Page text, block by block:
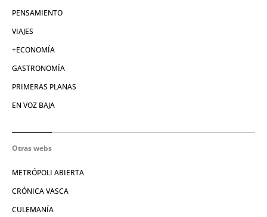
PENSAMIENTO
VIAJES
+ECONOMÍA
GASTRONOMÍA
PRIMERAS PLANAS
EN VOZ BAJA
Otras webs
METRÓPOLI ABIERTA
CRÓNICA VASCA
CULEMANÍA